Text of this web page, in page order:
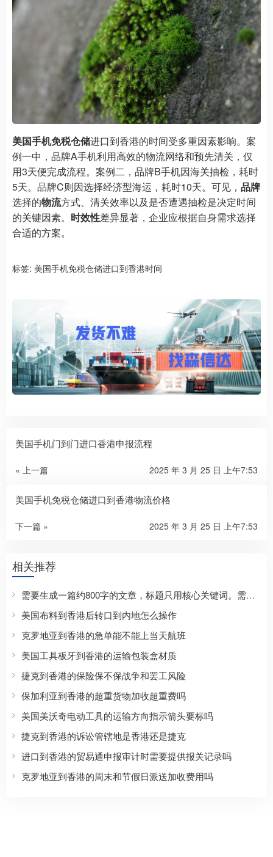
美国手机免税仓储进口到香港的时间受多重因素影响。案
例一中，品牌A手机利用高效的物流网络和预先清关，仅
用3天便完成流程。案例二，品牌B手机因海关抽检，耗时
5天。品牌C则因选择经济型海运，耗时10天。可见， 品牌
选择的物流方式、清关效率以及是否遭遇抽检是决定时间
的关键因素。 时效性差异显著，企业应根据自身需求选择
合适的方案。
标签: 美国手机免税仓储进口到香港时间
美国手机门到门进口香港申报流程
« 上一篇 2025 年 3 月 25 日 上午7:53
美国手机免税仓储进口到香港物流价格
下一篇 » 2025 年 3 月 25 日 上午7:53
相关推荐
需要生成一篇约800字的文章，标题只用核心关键词。需要包含正文，格式要求：标题，三个划线，正文，三个划线。正文需要覆盖SEO长尾方向，自然覆盖价格/流程等。开头段前100字出现核心关键词。使用##二级标题划分3-6个主体章节，每个##标题尽量包含核心词或变体。结尾段可用##总结。内容具体。
美国布料到香港后转口到内地怎么操作
克罗地亚到香港的急单能不能上当天航班
美国工具板牙到香港的运输包装盒材质
捷克到香港的保险保不保战争和罢工风险
保加利亚到香港的超重货物加收超重费吗
美国美沃奇电动工具的运输方向指示箭头要标吗
捷克到香港的诉讼管辖地是香港还是捷克
进口到香港的贸易通申报审计时需要提供报关记录吗
克罗地亚到香港的周末和节假日派送加收费用吗